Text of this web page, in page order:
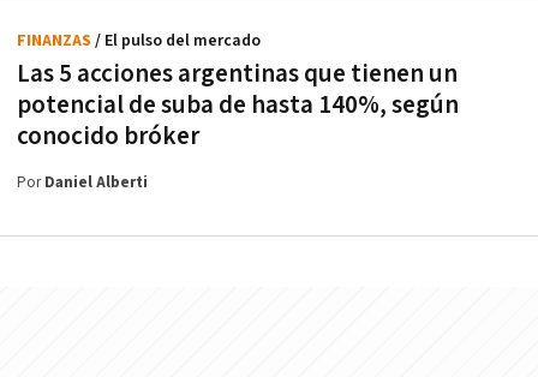
Las 5 acciones argentinas que tienen un
potencial de suba de hasta 140%, según
conocido bróker
FINANZAS / El pulso del mercado
PorDaniel Alberti